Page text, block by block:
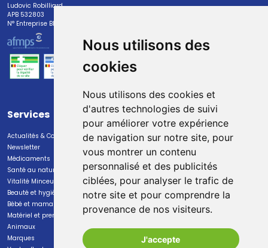
Nous utilisons des
cookies
Nous utilisons des cookies et
d'autres technologies de suivi
pour améliorer votre expérience
de navigation sur notre site, pour
vous montrer un contenu
personnalisé et des publicités
ciblées, pour analyser le trafic de
notre site et pour comprendre la
provenance de nos visiteurs.
J'accepte
Ludovic Robilliard
APB 532803
N° Entreprise BE0447.382.113
Services
Actualités & Conseils
Newsletter
Médicaments
Santé au naturel
Vitalité Minceur Nutrition
Beauté et hygiène
Bébé et maman
Matériel et premiers soins
Animaux
Marques
Paiement
Paiement sécurisé
Livraison
Livraison dans un Point Relais